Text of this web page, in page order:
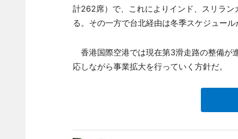
計262席）で、これによりインド、スリラ
る。その一方で台北経由は冬季スケジュール
香港国際空港では現在第3滑走路の整備が
応しながら事業拡大を行っていく方針だ。